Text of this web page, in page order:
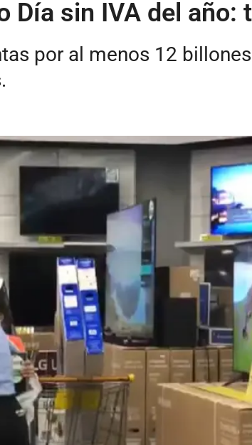
Día sin IVA del
por al menos 12